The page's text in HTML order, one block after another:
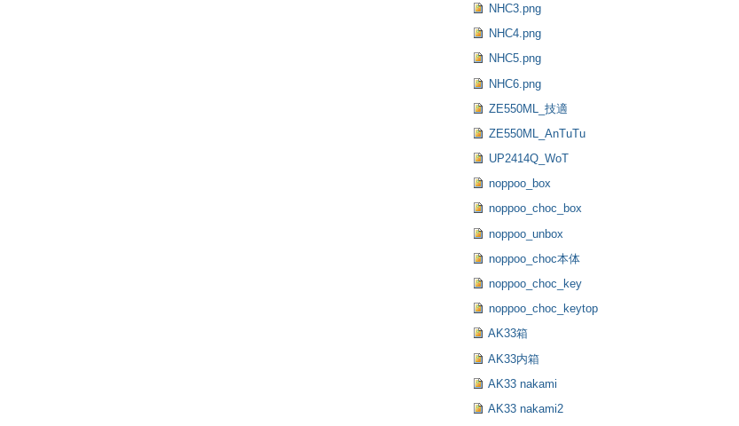
NHC3.png
NHC4.png
NHC5.png
NHC6.png
ZE550ML_技適
ZE550ML_AnTuTu
UP2414Q_WoT
noppoo_box
noppoo_choc_box
noppoo_unbox
noppoo_choc本体
noppoo_choc_key
noppoo_choc_keytop
AK33箱
AK33内箱
AK33 nakami
AK33 nakami2